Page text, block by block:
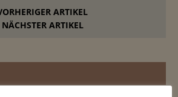
ARTIKEL
NÄCHSTER ARTIKEL